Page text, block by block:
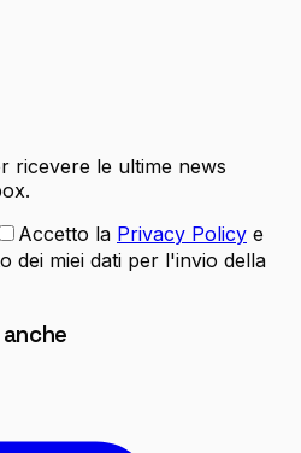
ricevere le ultime news
Accetto la Privacy Policy e
dei miei dati per l'invio della